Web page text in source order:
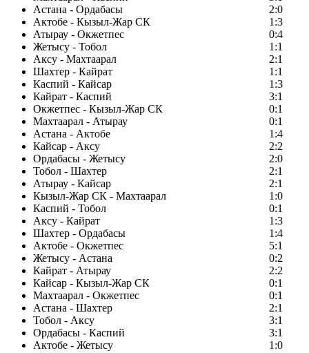
Астана - Ордабасы
2:0
Актобе - Кызыл-Жар СК
1:3
Атырау - Окжетпес
0:4
Жетысу - Тобол
1:1
Аксу - Махтаарал
2:1
Шахтер - Кайрат
1:1
Каспий - Кайсар
1:3
Кайрат - Каспий
3:1
Окжетпес - Кызыл-Жар СК
0:1
Махтаарал - Атырау
0:1
Астана - Актобе
1:4
Кайсар - Аксу
2:2
Ордабасы - Жетысу
2:0
Тобол - Шахтер
2:1
Атырау - Кайсар
2:1
Кызыл-Жар СК - Махтаарал
1:0
Каспий - Тобол
0:1
Аксу - Кайрат
1:3
Шахтер - Ордабасы
1:4
Актобе - Окжетпес
5:1
Жетысу - Астана
0:2
Кайрат - Атырау
2:2
Кайсар - Кызыл-Жар СК
0:1
Махтаарал - Окжетпес
0:1
Астана - Шахтер
2:1
Тобол - Аксу
3:1
Ордабасы - Каспий
3:1
Актобе - Жетысу
1:0